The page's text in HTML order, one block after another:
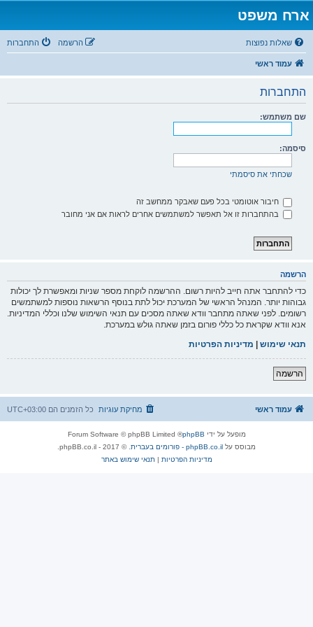
ארח משפט
שאלות נפוצות התחברות הרשמה
עמוד ראשי
התחברות
שם משתמש:
סיסמה:
שכחתי את סיסמתי
חיבור אוטומטי בכל פעם שאבקר ממחשב זה
בהתחברות זו אל תאפשר למשתמשים אחרים לראות אם אני מחובר
הרשמה
כדי להתחבר אתה חייב להיות רשום. ההרשמה לוקחת מספר שניות ומאפשרת לך יכולות
גבוהות יותר. המנהל הראשי של המערכת יכול לתת בנוסף הרשאות נוספות למשתמשים
רשומים. לפני שאתה מתחבר וודא שאתה מסכים עם תנאי השימוש שלנו וכללי המדיניות.
אנא וודא שקראת כל כללי פורום בזמן שאתה גולש במערכת.
תנאי שימוש | מדיניות הפרטיות
הרשמה
עמוד ראשי כל הזמנים הם UTC+03:00 מחיקת עוגיות
מופעל על ידי phpBB
® Forum Software © phpBB Limited
מבוסס על phpBB.co.il - פורומים בעברית
. © 2017 - phpBB.co.il.
מדיניות הפרטיות |תנאי שימוש באתר